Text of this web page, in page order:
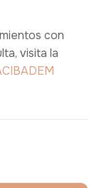
con
visita la